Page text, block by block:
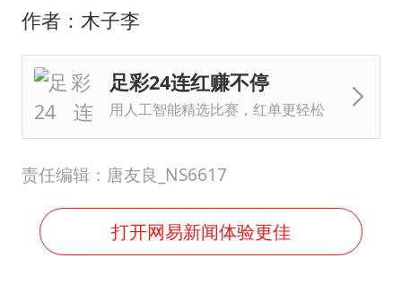
作者：木子李
足彩24连红赚不停
用人工智能精选比赛，红单更轻松
责任编辑：唐友良_NS6617
打开网易新闻体验更佳